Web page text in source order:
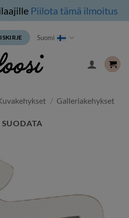
Piilota tämä ilmoitus
Suomi
/ Galleriakehykset
SUODATA